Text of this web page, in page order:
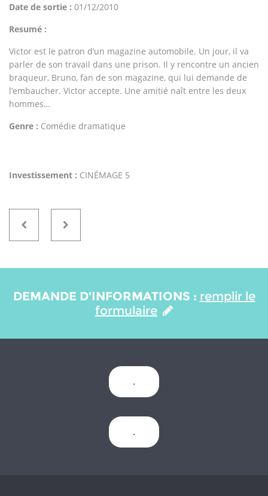
Date de sortie : 01/12/2010
Resumé :
Victor est le patron d’un magazine automobile. Un jour, il va
parler de son travail dans une prison. Il y rencontre un ancien
braqueur, Bruno, fan de son magazine, qui lui demande de
l’embaucher. Victor accepte. Une amitié naît entre les deux
hommes…
Genre : Comédie dramatique
Investissement : CINÉMAGE 5
DEMANDE D'INFORMATIONS : remplir le
formulaire
.
.